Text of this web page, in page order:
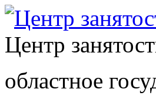
Центр
областное